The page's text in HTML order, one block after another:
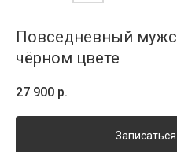
Повседневный
чёрном цвете
27 900 р.